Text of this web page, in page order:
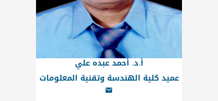
أ.د. أحمد عبده علي
عميد كلية الهندسة وتقنية المعلومات